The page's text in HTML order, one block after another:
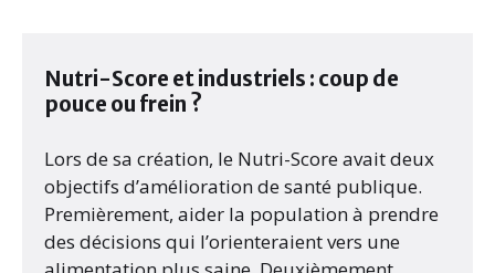
Nutri-Score et industriels : coup de
pouce ou frein ?
Lors de sa création, le Nutri-Score avait deux
objectifs d’amélioration de santé publique.
Premièrement, aider la population à prendre
des décisions qui l’orienteraient vers une